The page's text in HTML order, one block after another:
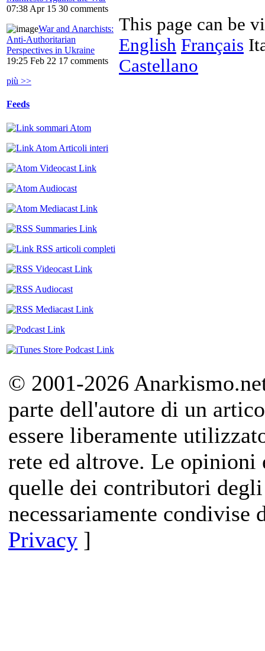
07:38 Apr 15 30 comments
War and Anarchists:
Anti-Authoritarian
Perspectives in Ukraine
19:25 Feb 22 17 comments
più >>
Feeds
This page can be
English Français
Castellano
© 2001-2026
parte dell'autore di un
essere liberamente
rete ed altrove. Le opinioni
quelle dei contributori
necessariamente condivise
Privacy ]